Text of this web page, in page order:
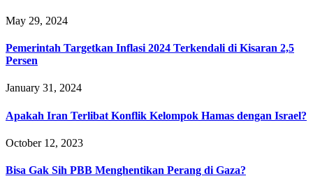
May 29, 2024
Pemerintah Targetkan Inflasi 2024 Terkendali di Kisaran 2,5
Persen
January 31, 2024
Apakah Iran Terlibat Konflik Kelompok Hamas dengan Israel?
October 12, 2023
Bisa Gak Sih PBB Menghentikan Perang di Gaza?